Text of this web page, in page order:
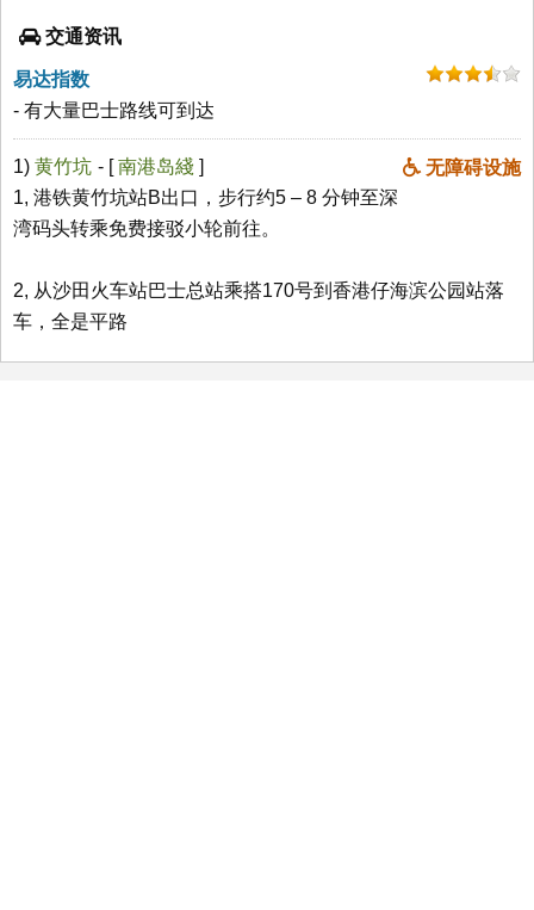
交通资讯
易达指数
- 有大量巴士路线可到达
1) 黄竹坑 无障碍设施
- [南港岛綫 ]
1, 港铁黄竹坑站B出口，步行约5 – 8 分钟至深
湾码头转乘免费接驳小轮前往。
2, 从沙田火车站巴士总站乘搭170号到香港仔海滨公园站落
车，全是平路